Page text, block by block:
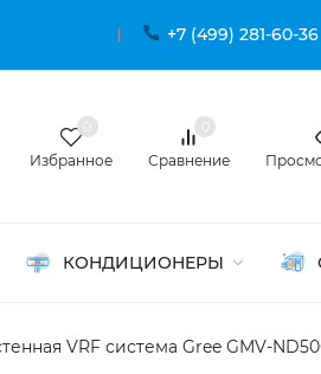
+7 (499) 281-60-36
Избранное Сравнение
КОНДИЦИОНЕРЫ
VRF система Gree GMV-